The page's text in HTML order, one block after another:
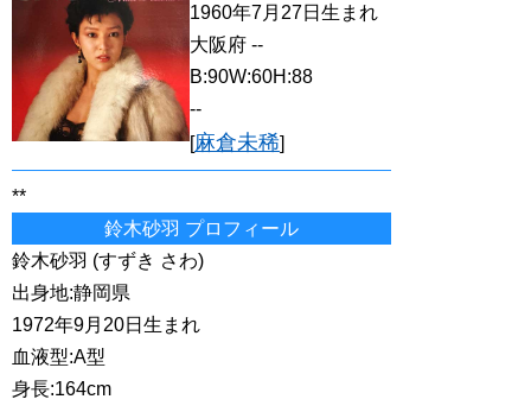
1960年7月27日生まれ
大阪府 --
B:90W:60H:88
--
[麻倉未稀]
**
鈴木砂羽 プロフィール
鈴木砂羽 (すずき さわ)
出身地:静岡県
1972年9月20日生まれ
血液型:A型
身長:164cm